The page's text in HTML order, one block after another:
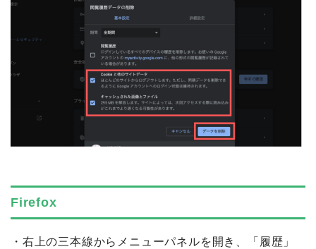
Firefox
・右上の三本線からメニューパネルを開き、「履歴」